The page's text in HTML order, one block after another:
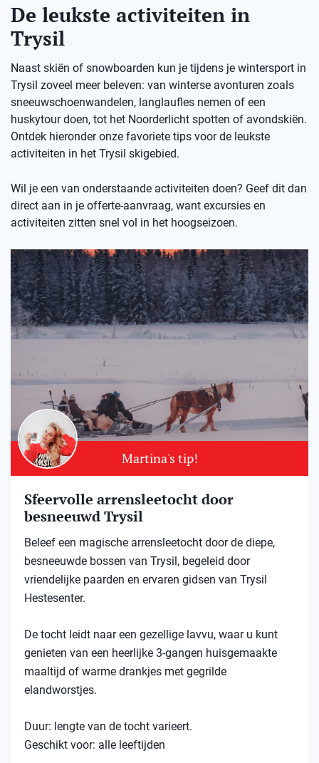
De leukste activiteiten in
Trysil
Naast skiën of snowboarden kun je tijdens je wintersport in
Trysil zoveel meer beleven: van winterse avonturen zoals
sneeuwschoenwandelen, langlaufles nemen of een
huskytour doen, tot het Noorderlicht spotten of avondskiën.
Ontdek hieronder onze favoriete tips voor de leukste
activiteiten in het Trysil skigebied.
Wil je een van onderstaande activiteiten doen? Geef dit dan
direct aan in je offerte-aanvraag, want excursies en
activiteiten zitten snel vol in het hoogseizoen.
Martina's tip!
Sfeervolle arrensleetocht door
besneeuwd Trysil​
Beleef een magische arrensleetocht door de diepe,
besneeuwde bossen van Trysil, begeleid door
vriendelijke paarden en ervaren gidsen van Trysil
Hestesenter.
De tocht leidt naar een gezellige lavvu, waar u kunt
genieten van een heerlijke 3-gangen huisgemaakte
maaltijd of warme drankjes met gegrilde
elandworstjes.
Duur: lengte van de tocht varieert.
Geschikt voor: alle leeftijden